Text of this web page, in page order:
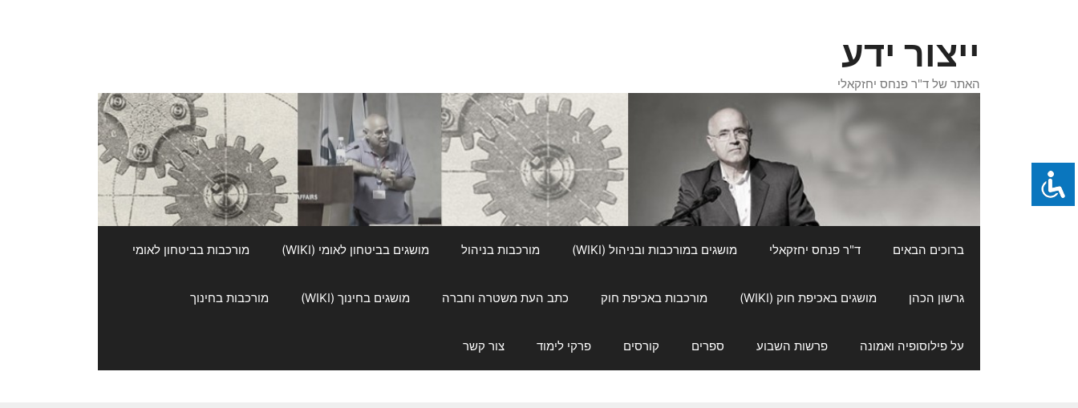
ייצור ידע
האתר של ד"ר פנחס יחזקאלי
ברוכים הבאים ד"ר פנחס יחזקאלי מושגים במורכבות ובניהול (WIKI) מורכבות בניהול מושגים בביטחון לאומי (WIKI) מורכבות בביטחון לאומי
גרשון הכהן מושגים באכיפת חוק (WIKI) מורכבות באכיפת חוק כתב העת משטרה וחברה מושגים בחינוך (WIKI) מורכבות בחינוך
על פילוסופיה ואמונה פרשות השבוע ספרים קורסים פרקי לימוד צור קשר